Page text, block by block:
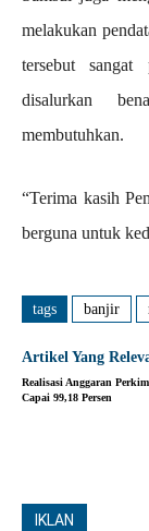
melakukan
tersebut sangat
disalurkan
membutuhkan.
“Terima kasih
berguna untuk
tags banjir
Artikel Yang
Realisasi Anggaran
Capai 99,18 Persen
IKLAN